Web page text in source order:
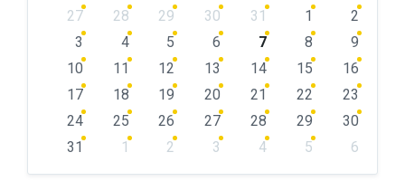
Skip
calendar
27 28 29 30 31 1
2
3
4 5 6 7 8
9
10
11 12 13 14 15
16
17
18 19 20 21 22
23
24
25 26 27 28 29
30
31
1 2 3 4 5
6